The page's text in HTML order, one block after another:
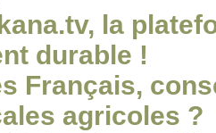
la
durable !
Français,
agricoles ?